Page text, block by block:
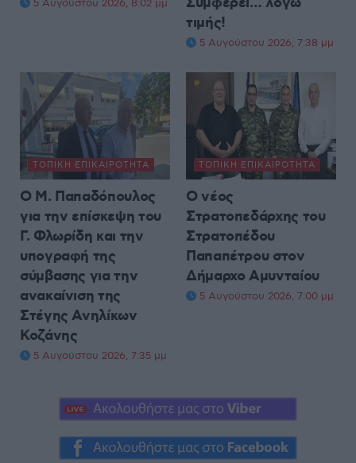
5 Αυγούστου 2026, 8:02 μμ
τιμής!
5 Αυγούστου 2026, 7:38 μμ
ΤΟΠΙΚΉ ΕΠΙΚΑΙΡΌΤΗΤΑ
Ο Μ. Παπαδόπουλος
για την επίσκεψη του
Γ. Φλωρίδη και την
υπογραφή της
σύμβασης για την
ανακαίνιση της
Στέγης Ανηλίκων
Κοζάνης
5 Αυγούστου 2026, 7:35 μμ
ΤΟΠΙΚΉ ΕΠΙΚΑΙΡΌΤΗΤΑ
Ο νέος
Στρατοπεδάρχης του
Στρατοπέδου
Παπαπέτρου στον
Δήμαρχο Αμυνταίου
5 Αυγούστου 2026, 7:00 μμ